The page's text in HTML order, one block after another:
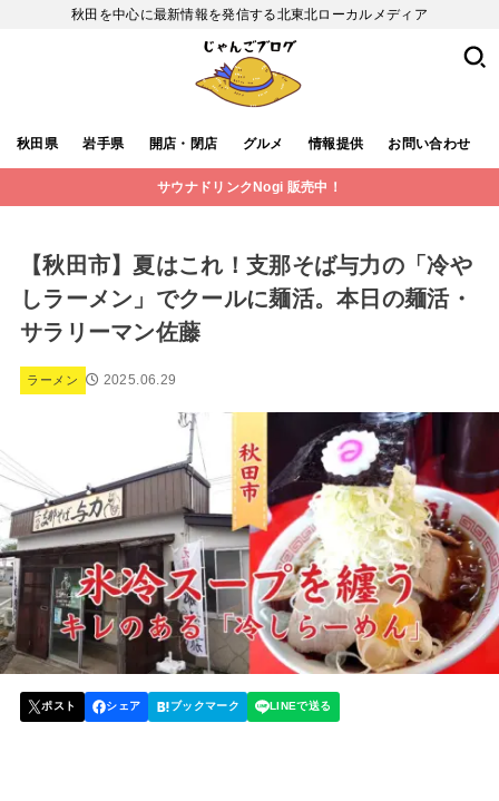
秋田を中心に最新情報を発信する北東北ローカルメディア
秋田県 岩手県 開店・閉店 グルメ 情報提供 お問い合わせ
サウナドリンクNogi 販売中！
【秋田市】夏はこれ！支那そば与力の「冷や
しラーメン」でクールに麺活。本日の麺活・
サラリーマン佐藤
ラーメン 2025.06.29